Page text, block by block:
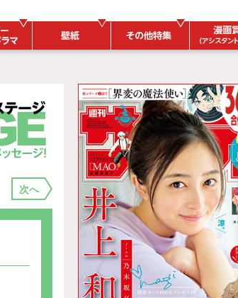
次へ